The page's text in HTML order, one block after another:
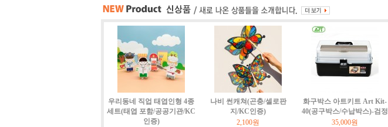
우리동네 직업 태엽인형 4종
세트(태엽 포함/공공기관/KC
인증)
나비 썬캐쳐(곤충/셀로판
지/KC인증)
2,100원
화구박스 아트키트 Art Kit-
40(공구박스/수납박스)-검정
35,000원